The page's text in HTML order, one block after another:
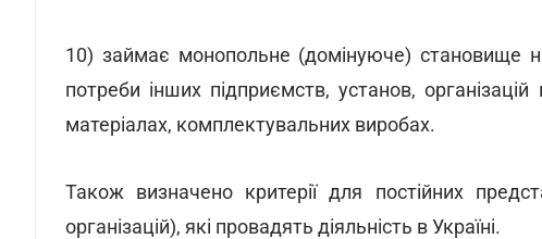
10) займає монопольне (домінуюче) становище
потреби інших підприємств, установ, організацій
матеріалах, комплектувальних виробах.
Також визначено критерії для постійних
організацій), які провадять діяльність в Україні.